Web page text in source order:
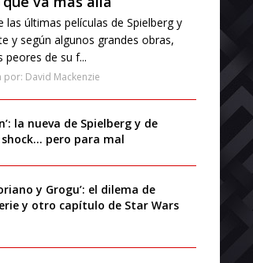
las últimas películas de Spielberg y
y según algunos grandes obras,
peores de su f...
por: David Mackenzie
la nueva de Spielberg y de
pero para mal
y Grogu’: el dilema de
y otro capítulo de Star Wars